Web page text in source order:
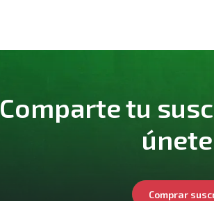
Comparte tu
Comprar